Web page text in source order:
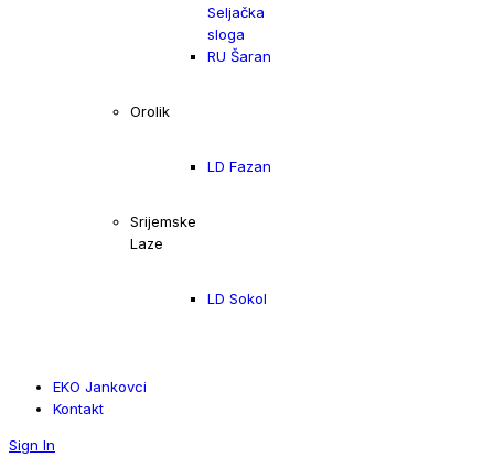
Seljačka
sloga
RU Šaran
Orolik
LD Fazan
Srijemske
Laze
LD Sokol
EKO Jankovci
Kontakt
Sign In